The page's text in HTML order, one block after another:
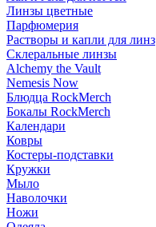
Линзы цветные
Парфюмерия
Растворы и капли для линз
Склеральные линзы
Alchemy the Vault
Nemesis Now
Блюдца RockMerch
Бокалы RockMerch
Календари
Ковры
Костеры-подставки
Кружки
Мыло
Наволочки
Ножи